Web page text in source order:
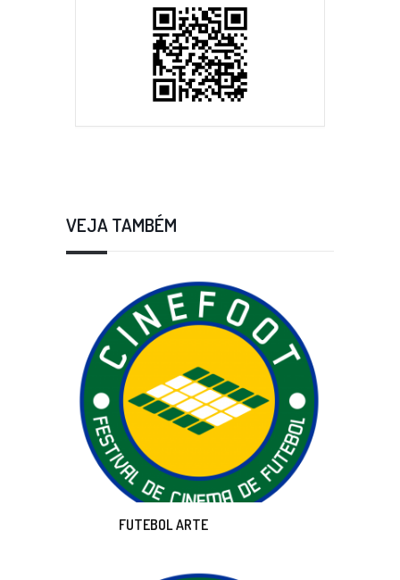
VEJA TAMBÉM
FUTEBOL ARTE